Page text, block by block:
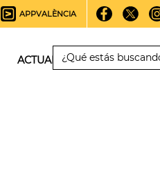
APPVALÈNCIA
ACTUALIDAD